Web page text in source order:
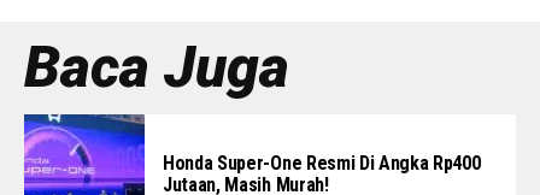
Baca Juga
Honda Super-One Resmi Di Angka Rp400
Jutaan, Masih Murah!